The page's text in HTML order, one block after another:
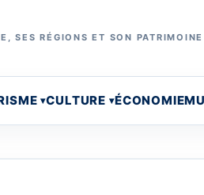
SES RÉGIONS ET SON PATRIMOINE
CULTURE ÉCONOMIE